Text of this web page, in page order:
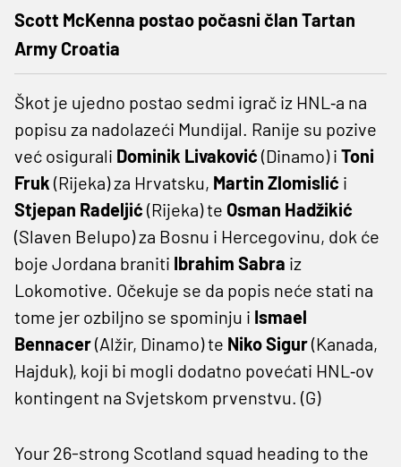
Scott McKenna postao počasni član Tartan
Army Croatia
Škot je ujedno postao sedmi igrač iz HNL‑a na
popisu za nadolazeći Mundijal. Ranije su pozive
već osigurali Dominik Livaković (Dinamo) i Toni
Fruk (Rijeka) za Hrvatsku, Martin Zlomislić i
Stjepan Radeljić (Rijeka) te Osman Hadžikić
(Slaven Belupo) za Bosnu i Hercegovinu, dok će
boje Jordana braniti Ibrahim Sabra iz
Lokomotive. Očekuje se da popis neće stati na
tome jer ozbiljno se spominju i Ismael
Bennacer(Alžir, Dinamo) te Niko Sigur(Kanada,
Hajduk), koji bi mogli dodatno povećati HNL‑ov
kontingent na Svjetskom prvenstvu. (G)
Your 26-strong Scotland squad heading to the